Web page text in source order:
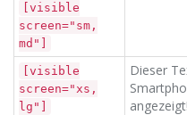
[visible
screen="sm,
md"]
[visible
screen="xs,
lg"]
Dieser
angezeigt!